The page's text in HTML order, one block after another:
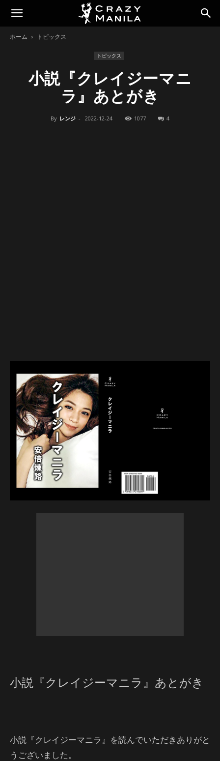
ホーム トピックス
トピックス
小説『クレイジーマニ
ラ』あとがき
By レンジ - 2022-12-24 1077 4
小説『クレイジーマニラ』あとがき
小説『クレイジーマニラ』を読んでいただきありがと
うございました。